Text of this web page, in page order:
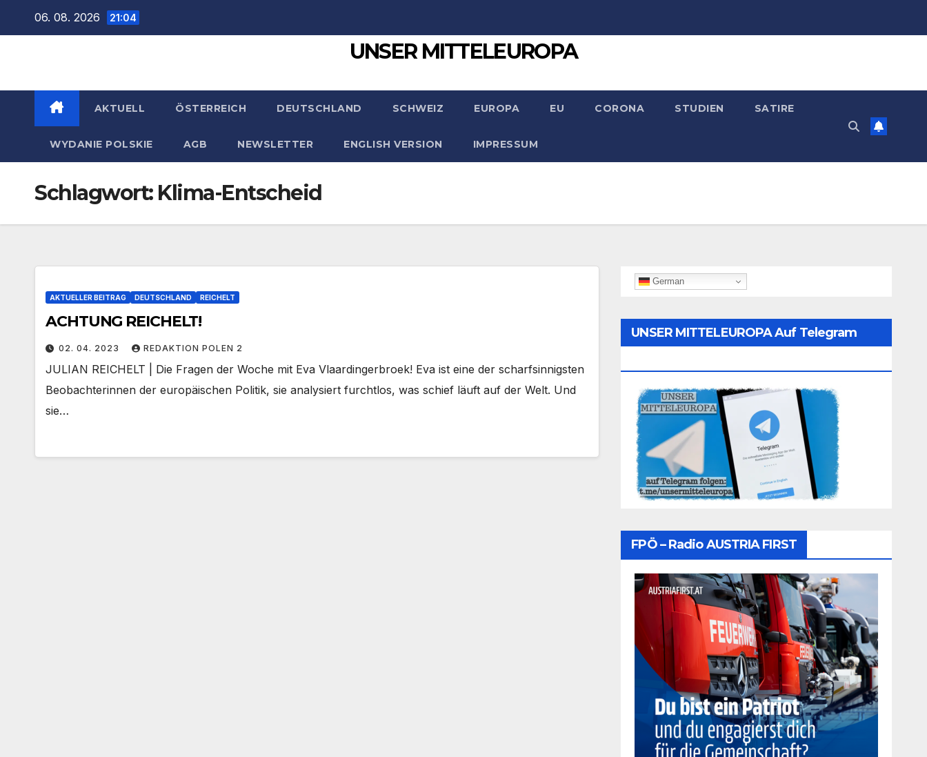
06. 08. 2026 21:04
UNSER MITTELEUROPA
AKTUELL ÖSTERREICH DEUTSCHLAND SCHWEIZ EUROPA EU CORONA STUDIEN SATIRE
WYDANIE POLSKIE AGB NEWSLETTER ENGLISH VERSION IMPRESSUM
Schlagwort: Klima-Entscheid
AKTUELLER BEITRAG DEUTSCHLAND REICHELT
ACHTUNG REICHELT!
02. 04. 2023 REDAKTION POLEN 2
JULIAN REICHELT | Die Fragen der Woche mit Eva Vlaardingerbroek! Eva ist eine der scharfsinnigsten
Beobachterinnen der europäischen Politik, sie analysiert furchtlos, was schief läuft auf der Welt. Und
sie…
German
UNSER MITTELEUROPA Auf Telegram
FPÖ – Radio AUSTRIA FIRST